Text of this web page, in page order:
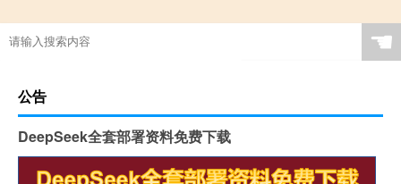
☚
公告
DeepSeek全套部署资料免费下载